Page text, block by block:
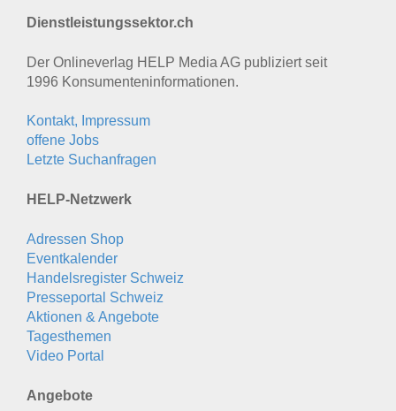
Dienstleistungssektor.ch
Der Onlineverlag HELP Media AG publiziert seit
1996 Konsumenten­informationen.
Kontakt, Impressum
offene Jobs
Letzte Suchanfragen
HELP-Netzwerk
Adressen Shop
Eventkalender
Handelsregister Schweiz
Presseportal Schweiz
Aktionen & Angebote
Tagesthemen
Video Portal
Angebote